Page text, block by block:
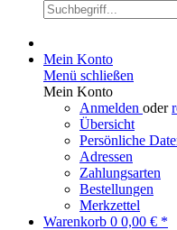
Mein Konto
Menü schließen
Mein Konto
Anmelden oder
Übersicht
Persönliche
Adressen
Zahlungsarten
Bestellungen
Merkzettel
Warenkorb 0 0,00 € *